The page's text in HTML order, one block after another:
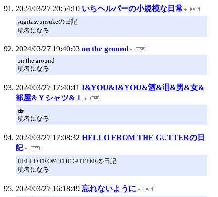
2024/03/27 20:54:10 いちヘルパーの小規模な日常
sugitasyunsukeの日記
読者になる
2024/03/27 19:40:03 on the ground
on the ground
読者になる
2024/03/27 17:40:41 I&YOU&I&YOU&酒&泪&男&女&
部屋&Ｙシャツ&Ｉ
🍣
読者になる
2024/03/27 17:08:32 HELLO FROM THE GUTTERの日
記
HELLO FROM THE GUTTERの日記
読者になる
2024/03/27 16:18:49 忘れないように